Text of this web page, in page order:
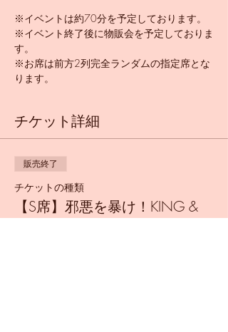
※イベントは約70分を予定しております。
※イベント終了後に物販会を予定しておりま
す。
※お席は前方2列完全ランダムの指定席とな
ります。
チケット詳細
販売終了
チケットの種類
【S席】邪悪を暴け！KING &